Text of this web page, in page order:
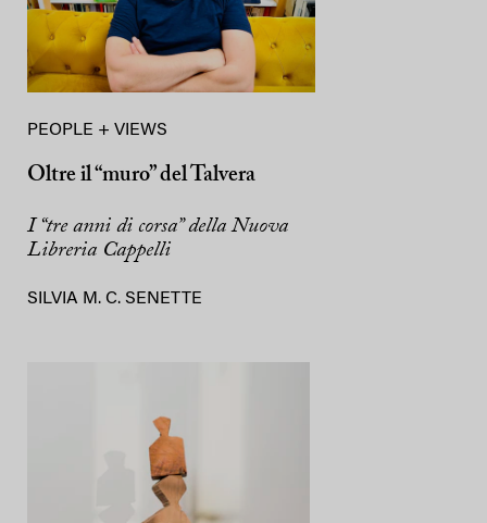
PEOPLE + VIEWS
Oltre il “muro” del Talvera
I “tre anni di corsa” della Nuova
Libreria Cappelli
SILVIA M. C. SENETTE